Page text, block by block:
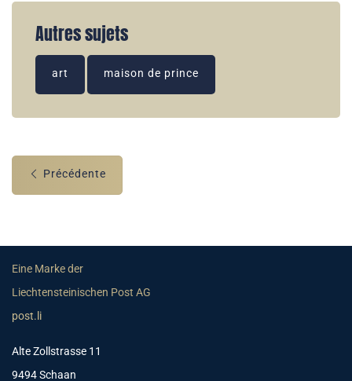
Autres sujets
art maison de prince
Précédente
Eine Marke der
Liechtensteinischen Post AG
post.li
Alte Zollstrasse 11
9494 Schaan